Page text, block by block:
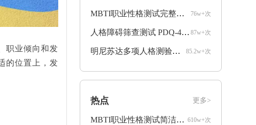
职业倾向和发
的位置上，发
76w+次
MBTI职业性格测试完整版 收费
87w+次
人格障碍筛查测试 PDQ-4+ 收费
85.2w+次
明尼苏达多项人格测验mmpi完整版
更多>
热点
610w+次
MBTI职业性格测试简洁版 免费